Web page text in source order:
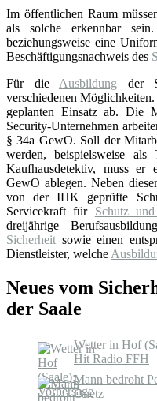
Im öffentlichen Raum
als solche erkennbar
beziehungsweise eine
Beschäftigungsnachweis des
Für die Ausbildung der
verschiedenen
geplanten Einsatz ab. Die
Security-Unternehmen
§ 34a GewO. Soll der
werden, beispielsweise
Kaufhausdetektiv, muss er
GewO ablegen. Neben
von der IHK geprüfte
Servicekraft für Schutz
dreijährige
Sicherheit sowie einen
Dienstleister, welche
Neues vom
der Saale
Wetter in Hof
Hit Radio FFH
Mann bedroht
Onetz